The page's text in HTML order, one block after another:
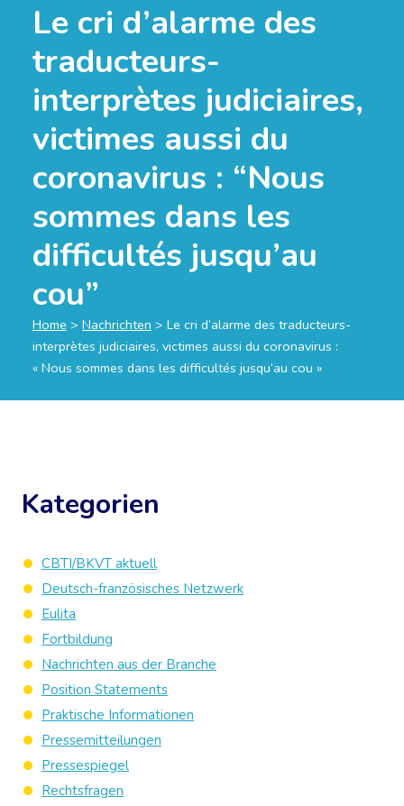
Le cri d’alarme des
traducteurs-
interprètes judiciaires,
victimes aussi du
coronavirus : “Nous
sommes dans les
difficultés jusqu’au
cou”
Home > Nachrichten > Le cri d’alarme des traducteurs-
interprètes judiciaires, victimes aussi du coronavirus :
« Nous sommes dans les difficultés jusqu’au cou »
Kategorien
CBTI/BKVT aktuell
Deutsch-französisches Netzwerk
Eulita
Fortbildung
Nachrichten aus der Branche
Position Statements
Praktische Informationen
Pressemitteilungen
Pressespiegel
Rechtsfragen